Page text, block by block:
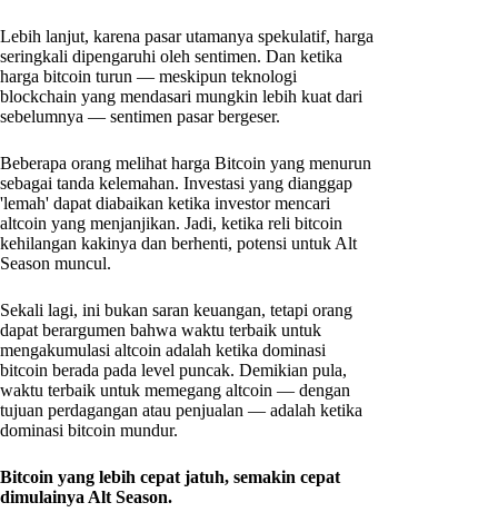
Lebih lanjut, karena pasar utamanya spekulatif, harga
seringkali dipengaruhi oleh sentimen. Dan ketika
harga bitcoin turun — meskipun teknologi
blockchain yang mendasari mungkin lebih kuat dari
sebelumnya — sentimen pasar bergeser.
Beberapa orang melihat harga Bitcoin yang menurun
sebagai tanda kelemahan. Investasi yang dianggap
'lemah' dapat diabaikan ketika investor mencari
altcoin yang menjanjikan. Jadi, ketika reli bitcoin
kehilangan kakinya dan berhenti, potensi untuk Alt
Season muncul.
Sekali lagi, ini bukan saran keuangan, tetapi orang
dapat berargumen bahwa waktu terbaik untuk
mengakumulasi altcoin adalah ketika dominasi
bitcoin berada pada level puncak. Demikian pula,
waktu terbaik untuk memegang altcoin — dengan
tujuan perdagangan atau penjualan — adalah ketika
dominasi bitcoin mundur.
Bitcoin yang lebih cepat jatuh, semakin cepat
dimulainya Alt Season.